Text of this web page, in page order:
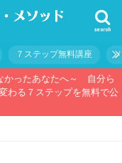
search
７ステップ無料講座
かったあなたへ～ 自分ら
わる７ステップを無料で公